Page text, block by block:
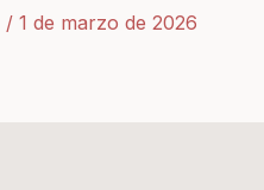
/ 1 de marzo de 2026